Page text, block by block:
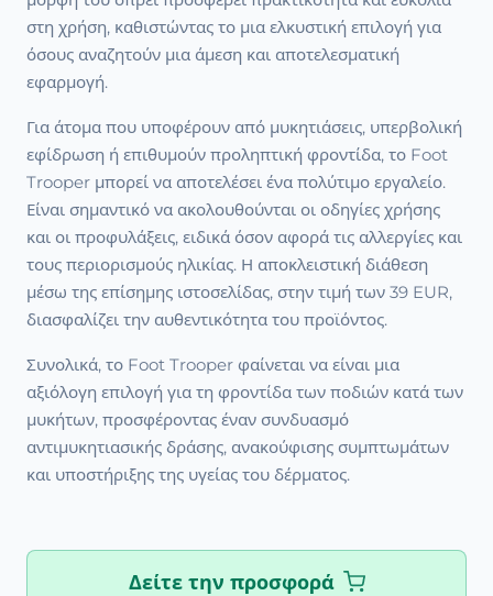
στη χρήση, καθιστώντας το μια ελκυστική επιλογή για
όσους αναζητούν μια άμεση και αποτελεσματική
εφαρμογή.
Για άτομα που υποφέρουν από μυκητιάσεις, υπερβολική
εφίδρωση ή επιθυμούν προληπτική φροντίδα, το Foot
Trooper μπορεί να αποτελέσει ένα πολύτιμο εργαλείο.
Είναι σημαντικό να ακολουθούνται οι οδηγίες χρήσης
και οι προφυλάξεις, ειδικά όσον αφορά τις αλλεργίες και
τους περιορισμούς ηλικίας. Η αποκλειστική διάθεση
μέσω της επίσημης ιστοσελίδας, στην τιμή των 39 EUR,
διασφαλίζει την αυθεντικότητα του προϊόντος.
Συνολικά, το Foot Trooper φαίνεται να είναι μια
αξιόλογη επιλογή για τη φροντίδα των ποδιών κατά των
μυκήτων, προσφέροντας έναν συνδυασμό
αντιμυκητιασικής δράσης, ανακούφισης συμπτωμάτων
και υποστήριξης της υγείας του δέρματος.
Δείτε την προσφορά